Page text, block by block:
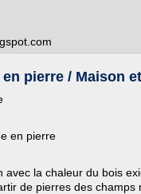
pierre / Maison
en pierre
avec la chaleur du bois
de pierres des champs